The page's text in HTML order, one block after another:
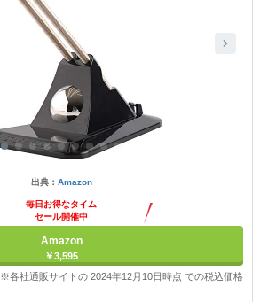
出典： Amazon
毎日お得なタイム
セール開催中
Amazon
￥3,595
※各社通販サイトの 2024年12月10日時点 での税込価格